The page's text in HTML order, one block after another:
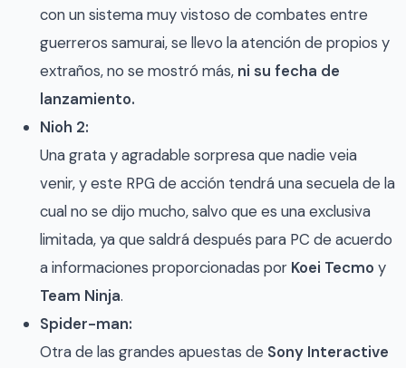
con un sistema muy vistoso de combates entre
guerreros samurai, se llevo la atención de propios y
extraños, no se mostró más, ni su fecha de
lanzamiento.
Nioh 2:
Una grata y agradable sorpresa que nadie veia
venir, y este RPG de acción tendrá una secuela de la
cual no se dijo mucho, salvo que es una exclusiva
limitada, ya que saldrá después para PC de acuerdo
a informaciones proporcionadas por Koei Tecmo y
Team Ninja.
Spider-man:
Otra de las grandes apuestas de Sony Interactive